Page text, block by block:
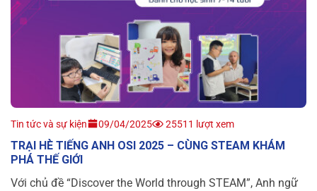
Tin tức và sự kiện 09/04/2025 25511 lượt xem
TRẠI HÈ TIẾNG ANH OSI 2025 – CÙNG STEAM KHÁM
PHÁ THẾ GIỚI
Với chủ đề “Discover the World through STEAM”, Anh ngữ